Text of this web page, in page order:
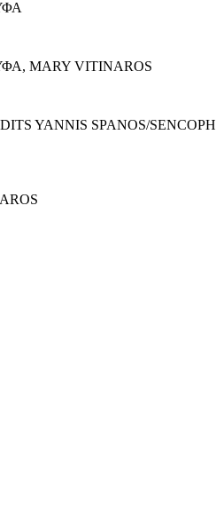
MARY VITINAROS
YANNIS SPANOS/